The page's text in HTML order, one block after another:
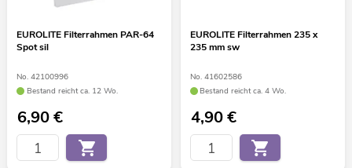
EUROLITE Filterrahmen PAR-64
Spot sil
No. 42100996
Bestand reicht ca. 12 Wo.
6,90€
EUROLITE Filterrahmen 235 x
235 mm sw
No. 41602586
Bestand reicht ca. 4 Wo.
4,90€